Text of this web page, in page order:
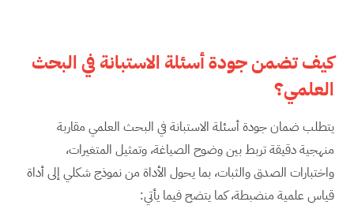
كيف تضمن جودة أسئلة الاستبانة في البحث
العلمي؟
يتطلب ضمان جودة أسئلة الاستبانة في البحث العلمي مقاربة
منهجية دقيقة تربط بين وضوح الصياغة، وتمثيل المتغيرات،
واختبارات الصدق والثبات، بما يحول الأداة من نموذج شكلي إلى أداة
قياس علمية منضبطة، كما يتضح فيما يأتي: